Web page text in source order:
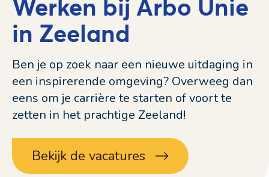
Werken bij Arbo Unie
in Zeeland
Bekijk de vacatures
Ben je op zoek naar een nieuwe uitdaging in
een inspirerende omgeving? Overweeg dan
eens om je carrière te starten of voort te
zetten in het prachtige Zeeland!